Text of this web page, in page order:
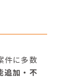
件に多数
追加・不